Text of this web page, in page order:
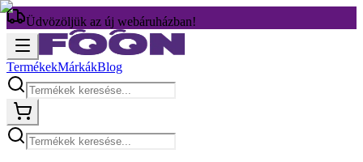
Üdvözöljük az új webáruházban!
TermékekMárkákBlog